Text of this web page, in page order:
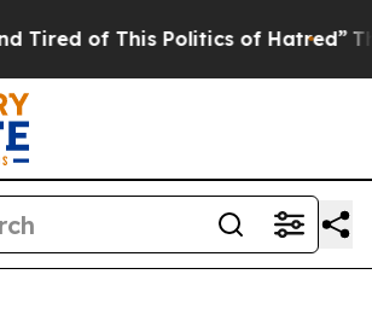
of This Politics of Hatred” The